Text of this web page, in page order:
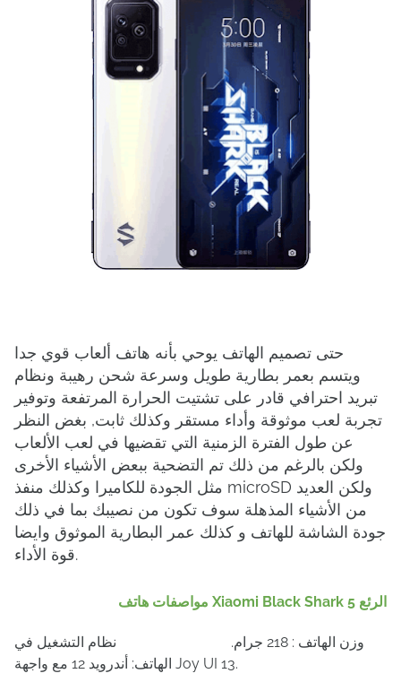
حتى تصميم الهاتف يوحي بأنه هاتف ألعاب قوي جدا
ويتسم بعمر بطارية طويل وسرعة شحن رهيبة ونظام
تبريد احترافي قادر على تشتيت الحرارة المرتفعة وتوفير
تجربة لعب موثوقة وأداء مستقر وكذلك ثابت, بغض النظر
عن طول الفترة الزمنية التي تقضيها في لعب الألعاب
ولكن بالرغم من ذلك تم التضحية ببعض الأشياء الأخرى
مثل الجودة للكاميرا وكذلك منفذ microSD ولكن العديد
من الأشياء المذهلة سوف تكون من نصيبك بما في ذلك
جودة الشاشة للهاتف و كذلك عمر البطارية الموثوق وايضا
قوة الأداء.
مواصفات هاتف Xiaomi Black Shark 5 الرئع
وزن الهاتف : 218 جرام. نظام التشغيل في
الهاتف: أندرويد 12 مع واجهة Joy UI 13.